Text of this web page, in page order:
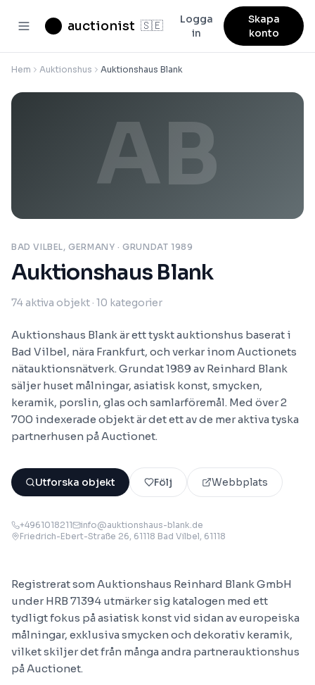
auctionist 🇸🇪
Logga
in
Skapa
konto
Hem Auktionshus Auktionshaus Blank
AB
BAD VILBEL, GERMANY · GRUNDAT 1989
Auktionshaus Blank
74aktiva objekt· 10 kategorier
Auktionshaus Blank är ett tyskt auktionshus baserat i
Bad Vilbel, nära Frankfurt, och verkar inom Auctionets
nätauktionsnätverk. Grundat 1989 av Reinhard Blank
säljer huset målningar, asiatisk konst, smycken,
keramik, porslin, glas och samlarföremål. Med över 2
700 indexerade objekt är det ett av de mer aktiva tyska
partnerhusen på Auctionet.
Utforska objekt Följ Webbplats
+4961018211
info@auktionshaus-blank.de
Friedrich-Ebert-Straße 26, 61118 Bad Vilbel, 61118
Registrerat som Auktionshaus Reinhard Blank GmbH
under HRB 71394 utmärker sig katalogen med ett
tydligt fokus på asiatisk konst vid sidan av europeiska
målningar, exklusiva smycken och dekorativ keramik,
vilket skiljer det från många andra partnerauktionshus
på Auctionet.